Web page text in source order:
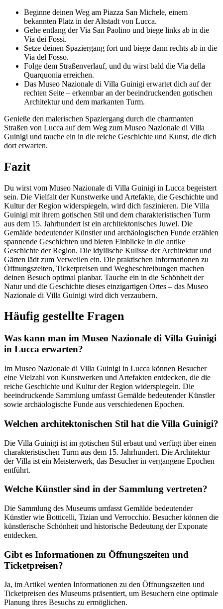
Beginne deinen Weg am Piazza San Michele, einem
bekannten Platz in der Altstadt von Lucca.
Gehe entlang der Via San Paolino und biege links ab in die
Via dei Fossi.
Setze deinen Spaziergang fort und biege dann rechts ab in die
Via del Fosso.
Folge dem Straßenverlauf, und du wirst bald die Via della
Quarquonia erreichen.
Das Museo Nazionale di Villa Guinigi erwartet dich auf der
rechten Seite – erkennbar an der beeindruckenden gotischen
Architektur und dem markanten Turm.
Genieße den malerischen Spaziergang durch die charmanten
Straßen von Lucca auf dem Weg zum Museo Nazionale di Villa
Guinigi und tauche ein in die reiche Geschichte und Kunst, die dich
dort erwarten.
Fazit
Du wirst vom Museo Nazionale di Villa Guinigi in Lucca begeistert
sein. Die Vielfalt der Kunstwerke und Artefakte, die Geschichte und
Kultur der Region widerspiegeln, wird dich faszinieren. Die Villa
Guinigi mit ihrem gotischen Stil und dem charakteristischen Turm
aus dem 15. Jahrhundert ist ein architektonisches Juwel. Die
Gemälde bedeutender Künstler und archäologischen Funde erzählen
spannende Geschichten und bieten Einblicke in die antike
Geschichte der Region. Die idyllische Kulisse der Architektur und
Gärten lädt zum Verweilen ein. Die praktischen Informationen zu
Öffnungszeiten, Ticketpreisen und Wegbeschreibungen machen
deinen Besuch optimal planbar. Tauche ein in die Schönheit der
Natur und die Geschichte dieses einzigartigen Ortes – das Museo
Nazionale di Villa Guinigi wird dich verzaubern.
Häufig gestellte Fragen
Was kann man im Museo Nazionale di Villa Guinigi
in Lucca erwarten?
Im Museo Nazionale di Villa Guinigi in Lucca können Besucher
eine Vielzahl von Kunstwerken und Artefakten entdecken, die die
reiche Geschichte und Kultur der Region widerspiegeln. Die
beeindruckende Sammlung umfasst Gemälde bedeutender Künstler
sowie archäologische Funde aus verschiedenen Epochen.
Welchen architektonischen Stil hat die Villa Guinigi?
Die Villa Guinigi ist im gotischen Stil erbaut und verfügt über einen
charakteristischen Turm aus dem 15. Jahrhundert. Die Architektur
der Villa ist ein Meisterwerk, das Besucher in vergangene Epochen
entführt.
Welche Künstler sind in der Sammlung vertreten?
Die Sammlung des Museums umfasst Gemälde bedeutender
Künstler wie Botticelli, Tizian und Verrocchio. Besucher können die
künstlerische Schönheit und historische Bedeutung der Exponate
entdecken.
Gibt es Informationen zu Öffnungszeiten und
Ticketpreisen?
Ja, im Artikel werden Informationen zu den Öffnungszeiten und
Ticketpreisen des Museums präsentiert, um Besuchern eine optimale
Planung ihres Besuchs zu ermöglichen.